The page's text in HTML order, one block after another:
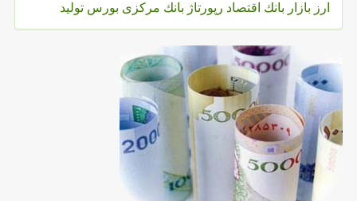
ارز بازار بانك اقتصاد رپورتاژ بانك مركزی بورس تولید